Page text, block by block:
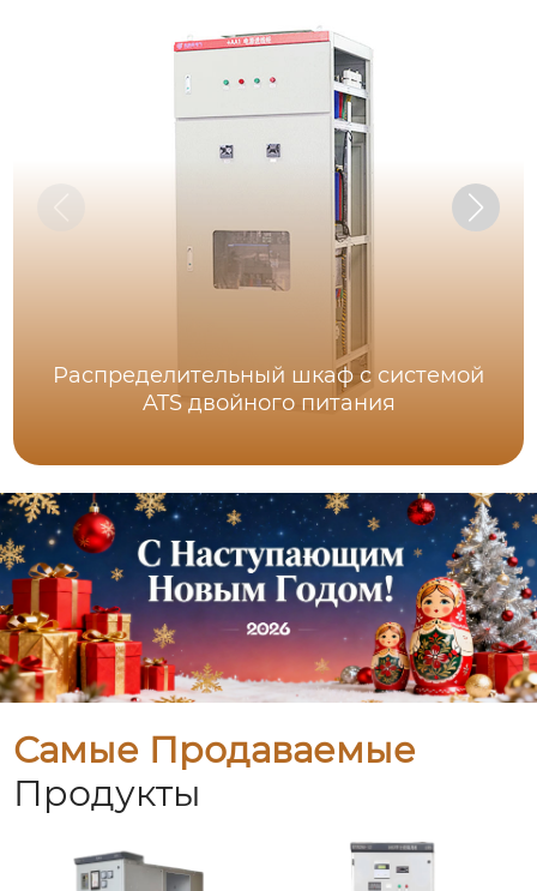
Распределительный шкаф с системой
ATS двойного питания
Самые Продаваемые
Продукты